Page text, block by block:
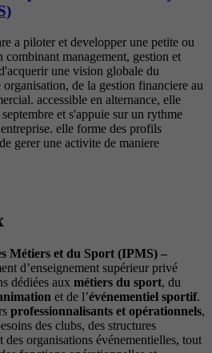
a piloter et developper une petite ou
combinant management, gestion et
une vision globale du
de la gestion financiere au
accessible en alternance, elle
et s'appuie sur un rythme
elle forme des profils
gerer une activite de maniere
Métiers et du Sport (IPMS) –
d’enseignement supérieur privé
dédiées aux métiers du sport, du
et de l’événementiel sportif.
professionnalisants et opérationnels,
des clubs, des structures
des organisations événementielles, tout